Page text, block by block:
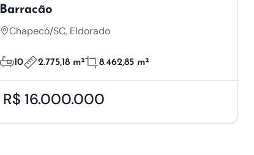
Barracão
Chapecó/SC, Eldorado
10 2.775,18 m² 8.462,85 m²
R$ 16.000.000